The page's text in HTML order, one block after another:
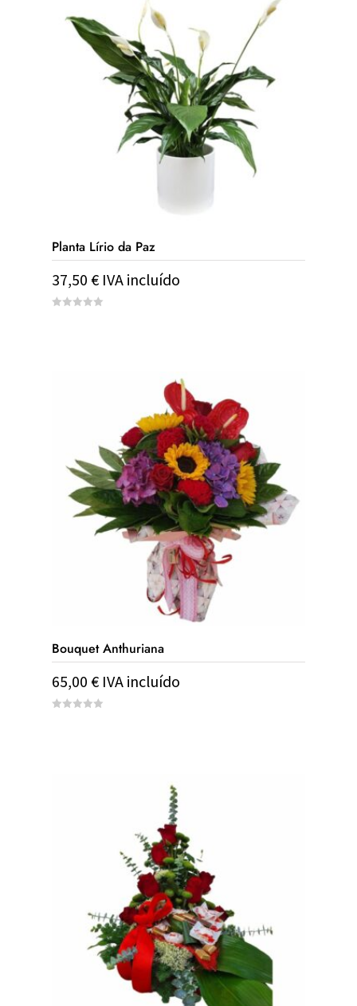
Planta Lírio da Paz
37,50 € IVA incluído
Bouquet Anthuriana
65,00 € IVA incluído